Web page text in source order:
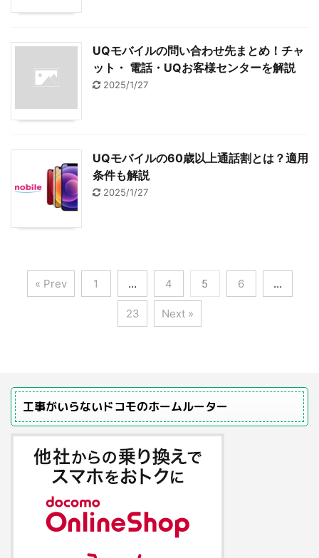
UQモバイルの問い合わせ先まとめ！チャ
ット・ 電話・UQお客様センターを解説
2025/1/27
UQモバイルの60歳以上通話割とは？適用
条件も解説
2025/1/27
« Prev 1 … 4 5 6 …
23 Next »
工事がいらないドコモのホームルーター